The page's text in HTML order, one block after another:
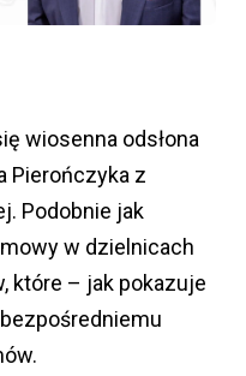
wiosenna odsłona
Pierończyka z
Podobnie jak
w dzielnicach
które – jak pokazuje